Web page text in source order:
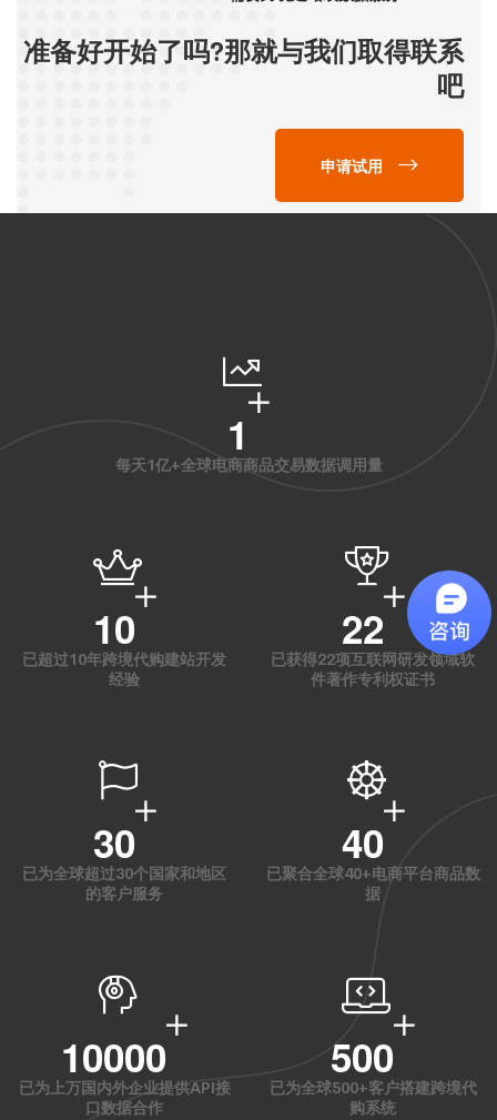
准备好开始了吗?那就与我们取得联系
吧
申请试用
1
每天1亿+全球电商商品交易数据调用量
10
已超过10年跨境代购建站开发
经验
22
已获得22项互联网研发领域软
件著作专利权证书
30
已为全球超过30个国家和地区
的客户服务
40
已聚合全球40+电商平台商品数
据
10000
已为上万国内外企业提供API接
口数据合作
500
已为全球500+客户搭建跨境代
购系统